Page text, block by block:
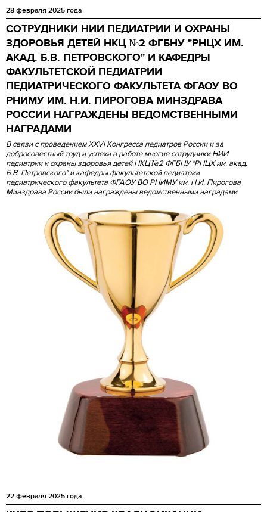
28 февраля 2025 года
СОТРУДНИКИ НИИ ПЕДИАТРИИ И ОХРАНЫ
ЗДОРОВЬЯ ДЕТЕЙ НКЦ №2 ФГБНУ "РНЦХ ИМ.
АКАД. Б.В. ПЕТРОВСКОГО" И КАФЕДРЫ
ФАКУЛЬТЕТСКОЙ ПЕДИАТРИИ
ПЕДИАТРИЧЕСКОГО ФАКУЛЬТЕТА ФГАОУ ВО
РНИМУ ИМ. Н.И. ПИРОГОВА МИНЗДРАВА
РОССИИ НАГРАЖДЕНЫ ВЕДОМСТВЕННЫМИ
НАГРАДАМИ
В связи с проведением XXVI Конгресса педиатров России и за
добросовестный труд и успехи в работе многие сотрудники НИИ
педиатрии и охраны здоровья детей НКЦ №2 ФГБНУ "РНЦХ им. акад.
Б.В. Петровского" и кафедры факультетской педиатрии
педиатрического факультета ФГАОУ ВО РНИМУ им. Н.И. Пирогова
Минздрава России были награждены ведомственными наградами
22 февраля 2025 года